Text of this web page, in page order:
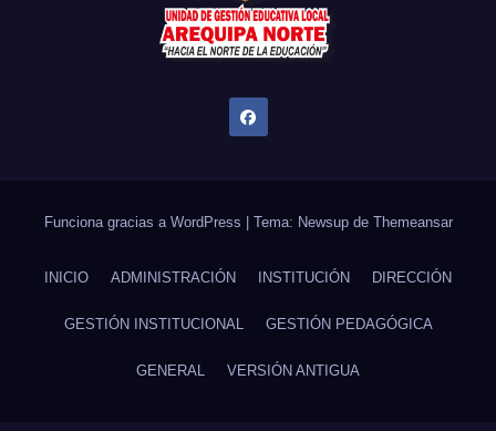
Funciona gracias a WordPress | Tema: Newsup de Themeansar
INICIO ADMINISTRACIÓN INSTITUCIÓN DIRECCIÓN
GESTIÓN INSTITUCIONAL GESTIÓN PEDAGÓGICA
GENERAL VERSIÓN ANTIGUA